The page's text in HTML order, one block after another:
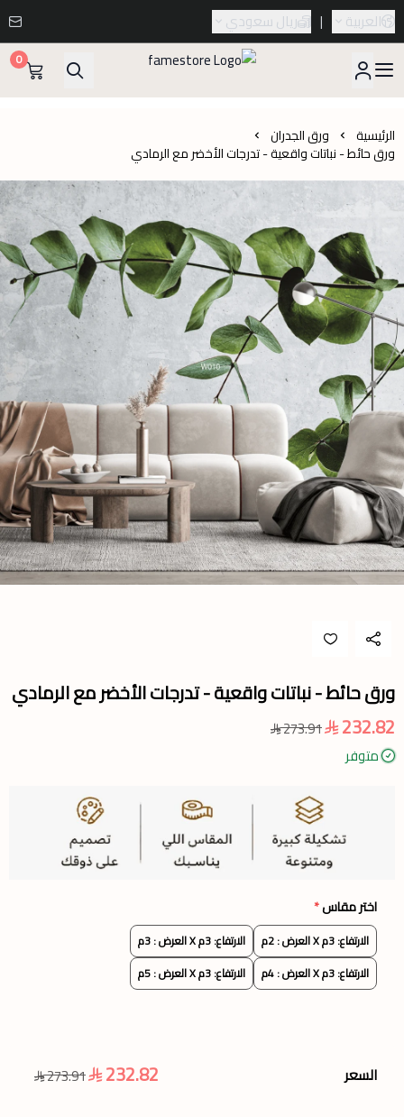
العربية | ريال سعودي
0
الرئيسية ورق الجدران
ورق حائط - نباتات واقعية - تدرجات الأخضر مع الرمادي
ورق حائط - نباتات واقعية - تدرجات الأخضر مع الرمادي
232.82
273.91
متوفر
اختر مقاس*
الارتفاع: 3م X العرض : 2م
الارتفاع: 3م X العرض : 3م
الارتفاع: 3م X العرض : 4م
الارتفاع: 3م X العرض : 5م
السعر 232.82
273.91